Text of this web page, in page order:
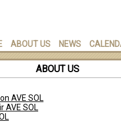
ABOUT US NEWS
ABOUT US
AVE SOL
AVE SOL